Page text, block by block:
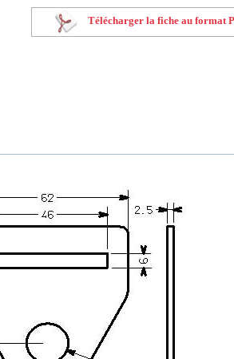
Télécharger la fiche au format